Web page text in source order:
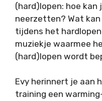
(hard)lopen: hoe
neerzetten? Wat
tijdens het
muziekje waarmee
(hard)lopen wordt
Evy herinnert je aan
training een